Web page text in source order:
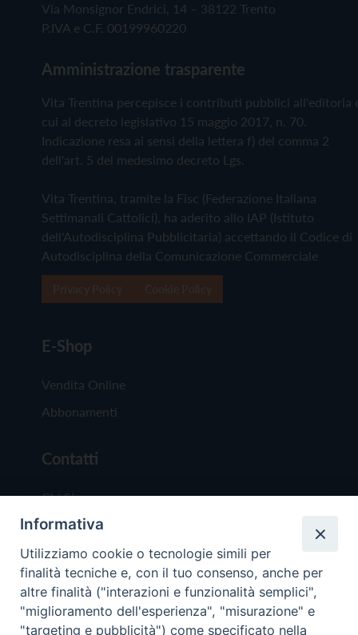
Via Monsignor Endrici, 14 – 38122 Trento
P.IVA e C.F. 00199960220
Amministrazione trasparente
Vita Trentina percepisce i contributi pubblici all'editoria
cui al decreto legislativo 15 maggio 2017, n. 70.
Indicazione resa ai sensi della lettera f) del comma 2
dell'art. 5 del medesimo decreto Lgs.
Vita Trentina, tramite la Fisc (Federazione Italiana
Settimanali Cattolici), ha aderito allo IAP (Istituto
dell'Autodisciplina Pubblicitaria) accettando il Codice di
Autodisciplina della Comunicazione Commerciale
E-Shop
Vendita Online
Abbonamenti
Contatti
Chi Siamo
Redazione
Scrivici
Informativa
Utilizziamo cookie o tecnologie simili per
finalità tecniche e, con il tuo consenso, anche per
altre finalità ("interazioni e funzionalità semplici",
"miglioramento dell'esperienza", "misurazione" e
"targeting e pubblicità") come specificato nella